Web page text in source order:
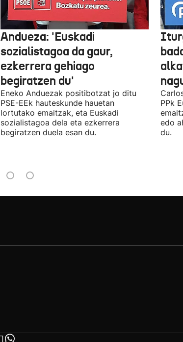
Andueza: 'Euskadi
sozialistagoa da gaur,
ezkerrera gehiago
begiratzen du'
Eneko Anduezak positibotzat jo ditu
PSE-EEk hauteskunde hauetan
lortutako emaitzak, eta Euskadi
sozialistagoa dela eta ezkerrera
begiratzen duela esan du.
PPk
edo
du.